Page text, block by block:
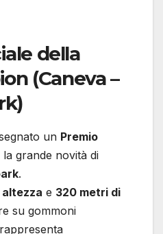
della
(Caneva –
un Premio
la grande novità di
.
e 320 metri di
su gommoni